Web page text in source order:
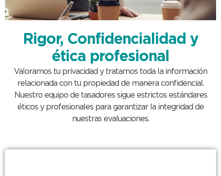
Rigor, Confidencialidad y
ética profesional
Valoramos tu privacidad y tratamos toda la información
relacionada con tu propiedad de manera confidencial.
Nuestro equipo de tasadores sigue estrictos estándares
éticos y profesionales para garantizar la integridad de
nuestras evaluaciones.